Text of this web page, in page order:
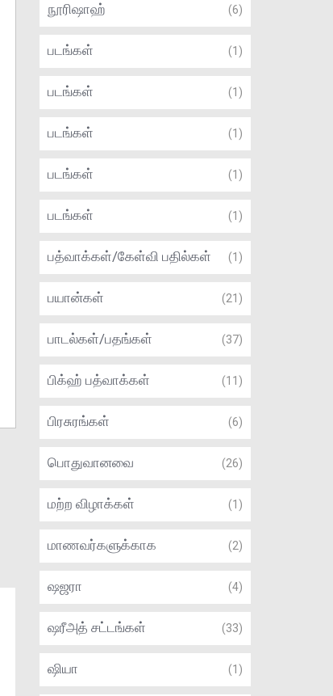
நூரிஷாஹ் (6)
படங்கள் (1)
படங்கள் (1)
படங்கள் (1)
படங்கள் (1)
படங்கள் (1)
பத்வாக்கள்/கேள்வி பதில்கள் (1)
பயான்கள் (21)
பாடல்கள்/பதங்கள் (37)
பிக்ஹ் பத்வாக்கள் (11)
பிரசுரங்கள் (6)
பொதுவானவை (26)
மற்ற விழாக்கள் (1)
மாணவர்களுக்காக (2)
ஷஜரா (4)
ஷரீஅத் சட்டங்கள் (33)
ஷியா (1)